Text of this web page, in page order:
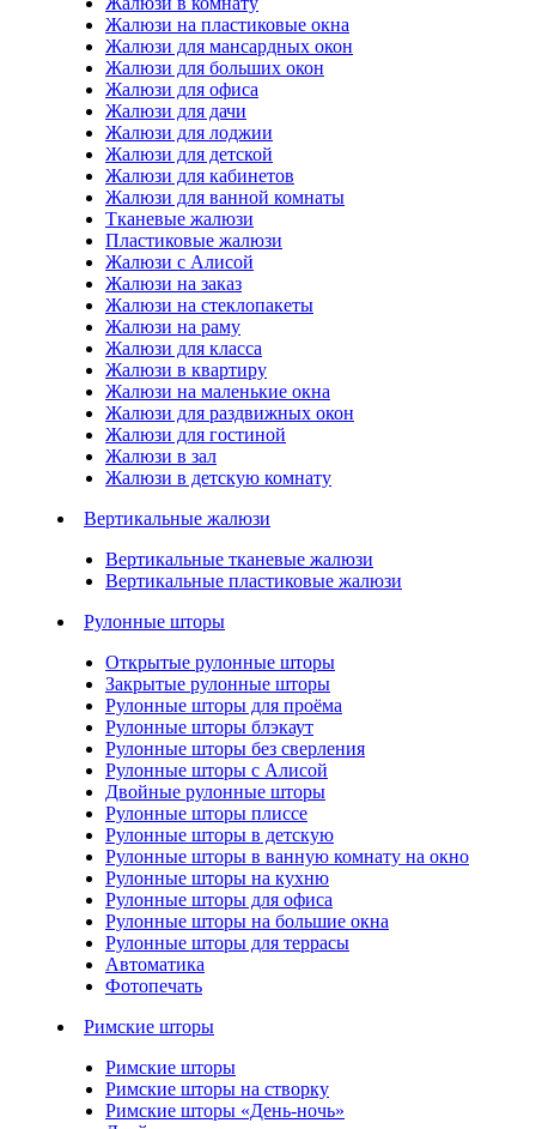
Жалюзи на пластиковые окна
Жалюзи для мансардных окон
Жалюзи для больших окон
Жалюзи для офиса
Жалюзи для дачи
Жалюзи для лоджии
Жалюзи для детской
Жалюзи для кабинетов
Жалюзи для ванной комнаты
Тканевые жалюзи
Пластиковые жалюзи
Жалюзи с Алисой
Жалюзи на заказ
Жалюзи на стеклопакеты
Жалюзи на раму
Жалюзи для класса
Жалюзи в квартиру
Жалюзи на маленькие окна
Жалюзи для раздвижных окон
Жалюзи для гостиной
Жалюзи в зал
Жалюзи в детскую комнату
Вертикальные жалюзи
Вертикальные тканевые жалюзи
Вертикальные пластиковые жалюзи
Рулонные шторы
Открытые рулонные шторы
Закрытые рулонные шторы
Рулонные шторы для проёма
Рулонные шторы блэкаут
Рулонные шторы без сверления
Рулонные шторы с Алисой
Двойные рулонные шторы
Рулонные шторы плиссе
Рулонные шторы в детскую
Рулонные шторы в ванную комнату на окно
Рулонные шторы на кухню
Рулонные шторы для офиса
Рулонные шторы на большие окна
Рулонные шторы для террасы
Автоматика
Фотопечать
Римские шторы
Римские шторы
Римские шторы на створку
Римские шторы «День-ночь»